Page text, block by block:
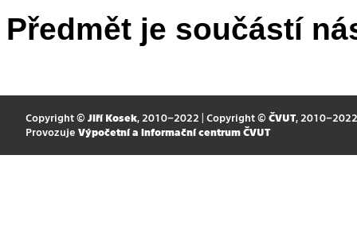
Předmět je součástí
Copyright © Jiří Kosek, 2010–2022 | Copyright © ČVUT, 2010–2022
Provozuje Výpočetní a informační centrum ČVUT